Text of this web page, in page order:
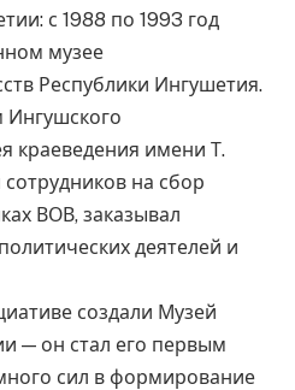
с 1988 по 1993 год
музее
Республики Ингушетия.
краеведения имени Т.
на сбор
ВОВ, заказывал
деятелей и
создали Музей
— он стал его первым
сил в формирование